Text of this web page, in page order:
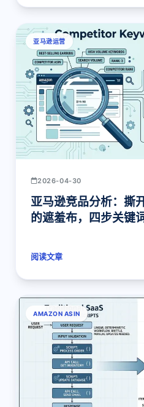
亚马逊运营
2026-04-30
亚马逊竞品分析：撕
的遮羞布，四步关键
阅读文章
AMAZON ASIN